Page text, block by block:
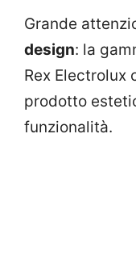
Grande
design: la
Rex Electrolux
prodotto
funzionalità.